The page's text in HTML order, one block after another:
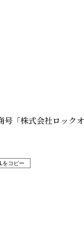
「株式会社ロック
をコピー